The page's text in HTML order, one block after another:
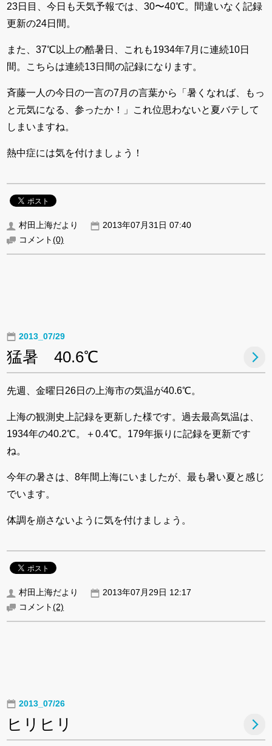
23日目、今日も天気予報では、30〜40℃。間違いなく記録
更新の24日間。
また、37℃以上の酷暑日、これも1934年7月に連続10日
間。こちらは連続13日間の記録になります。
斉藤一人の今日の一言の7月の言葉から「暑くなれば、もっ
と元気になる、参ったか！」これ位思わないと夏バテして
しまいますね。
熱中症には気を付けましょう！
村田上海だより
2013年07月31日 07:40
コメント(0)
2013_07/29
猛暑 40.6℃
先週、金曜日26日の上海市の気温が40.6℃。
上海の観測史上記録を更新した様です。過去最高気温は、
1934年の40.2℃。＋0.4℃。179年振りに記録を更新です
ね。
今年の暑さは、8年間上海にいましたが、最も暑い夏と感じ
でいます。
体調を崩さないように気を付けましょう。
村田上海だより
2013年07月29日 12:17
コメント(2)
2013_07/26
ヒリヒリ